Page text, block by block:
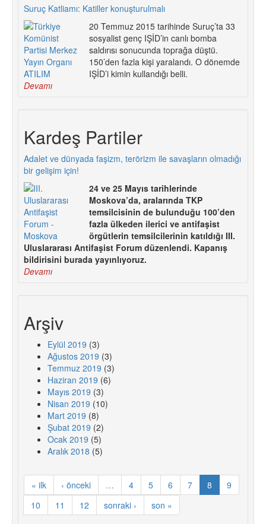
Suruç Katliamı: Katiller konuşturulmalı
20 Temmuz 2015 tarihinde Suruç’ta 33
sosyalist genç IŞİD’in canlı bomba
saldırısı sonucunda toprağa düştü.
150’den fazla kişi yaralandı. O dönemde
IŞİD’i kimin kullandığı belli.
Devamı
Kardeş Partiler
Adalet ve dünyada faşizm, terörizm ile savaşların olmadığı
bir gelişim için!
24 ve 25 Mayıs tarihlerinde
Moskova’da, aralarında TKP
temsilcisinin de bulunduğu 100’den
fazla ülkeden ilerici ve antifaşist
örgütlerin temsilcilerinin katıldığı III.
Uluslararası Antifaşist Forum düzenlendi. Kapanış
bildirisini burada yayınlıyoruz.
Devamı
Arşiv
Eylül 2019 (3)
Ağustos 2019 (3)
Temmuz 2019 (3)
Haziran 2019 (6)
Mayıs 2019 (3)
Nisan 2019 (10)
Mart 2019 (8)
Şubat 2019 (2)
Ocak 2019 (5)
Aralık 2018 (5)
« ilk ‹ önceki … 4 5 6 7 8
9
10
11 12 sonraki › son »